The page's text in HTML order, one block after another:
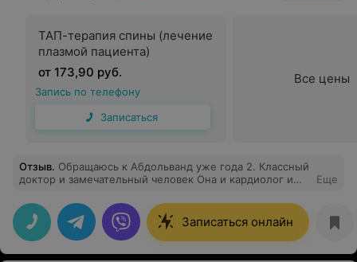
ТАП-терапия спины (лечение
плазмой пациента)
от 173,90 руб.
Запись по телефону
Записаться
Все цены
Отзыв. Обращаюсь к Абдольванд уже года 2. Классный
доктор и замечательный человек Она и кардиолог и
все вопросы и не ходить к разным врачам. Однозначно
советую.
Еще
Записаться онлайн